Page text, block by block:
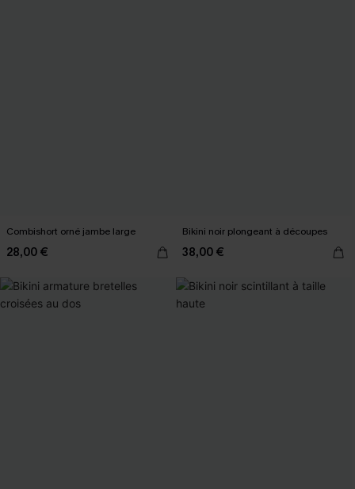
Combishort orné jambe large
28,00 €
Bikini noir plongeant à découpes
38,00 €